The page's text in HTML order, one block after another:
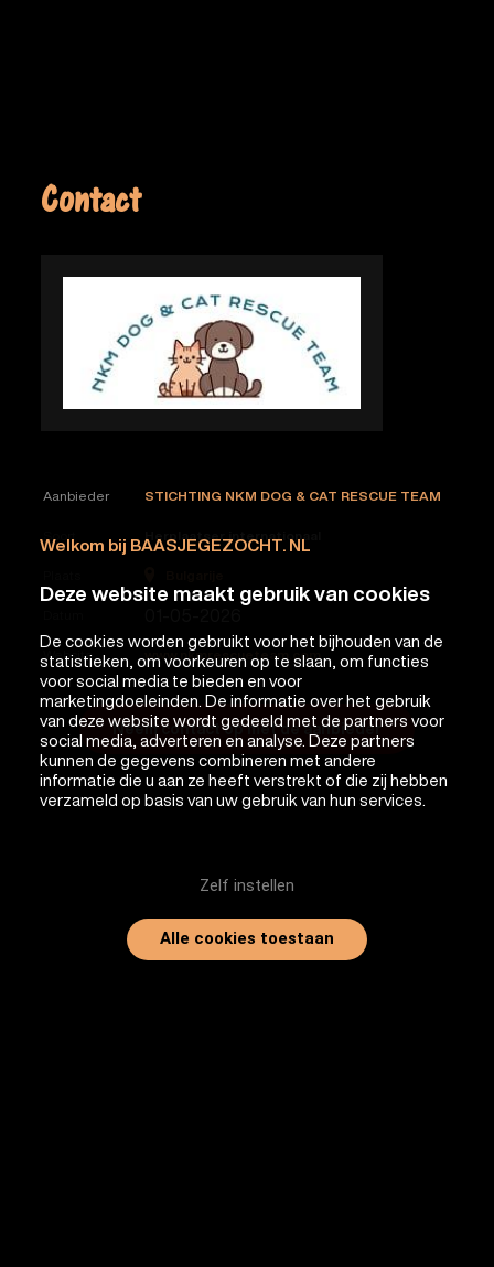
Welkom bij BAASJEGEZOCHT. NL
Deze website maakt gebruik van cookies
De cookies worden gebruikt voor het bijhouden van de
statistieken, om voorkeuren op te slaan, om functies
voor social media te bieden en voor
marketingdoeleinden. De informatie over het gebruik
van deze website wordt gedeeld met de partners voor
social media, adverteren en analyse. Deze partners
kunnen de gegevens combineren met andere
informatie die u aan ze heeft verstrekt of die zij hebben
verzameld op basis van uw gebruik van hun services.
Zelf instellen
Alle cookies toestaan
Contact
Aanbieder STICHTING NKM DOG & CAT RESCUE TEAM
Website www.nkmrescueteam.com
Neem contact op met de aanbieder